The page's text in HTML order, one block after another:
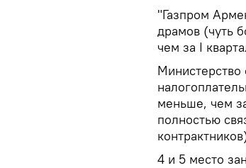
"Газпром
драмов (чуть
чем за I
меньше, чем
полностью
4 и 5 место